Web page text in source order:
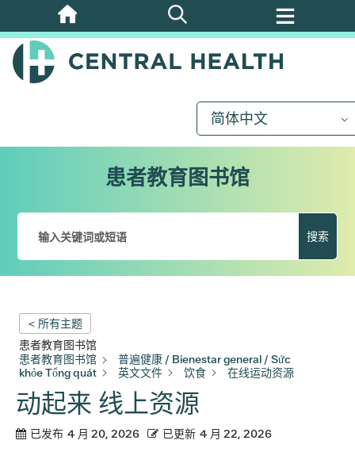
跳
至
主
简体中文
患者教育图书馆
搜索
< 所有主题
患者教育图书馆
患者教育图书馆
普遍健康 / Bienestar general / Sức
khỏe Tổng quát
英文文件 饮食 在线运动资源
动起来 线上资源
已发布 4 月 20, 2026 已更新 4 月 22, 2026